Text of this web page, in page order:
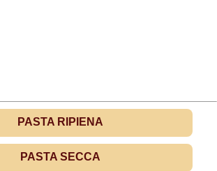
PASTA RIPIENA
PASTA SECCA